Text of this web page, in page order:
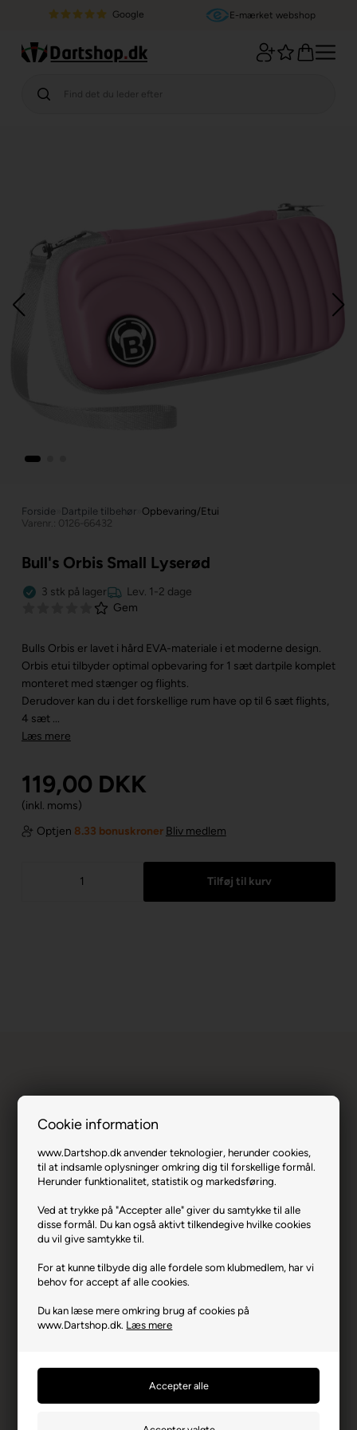
Cookie information
www.Dartshop.dk anvender teknologier, herunder cookies,
til at indsamle oplysninger omkring dig til forskellige formål.
Herunder funktionalitet, statistik og markedsføring.
Ved at trykke på "Accepter alle" giver du samtykke til alle
disse formål. Du kan også aktivt tilkendegive hvilke cookies
du vil give samtykke til.
For at kunne tilbyde dig alle fordele som klubmedlem, har vi
behov for accept af alle cookies.
Du kan læse mere omkring brug af cookies på
www.Dartshop.dk. Læs mere
Google E-mærket webshop
Forside Dartpile tilbehør Opbevaring/Etui
Varenr.: 0126-66432
Bull's Orbis Small Lyserød
3 stk på lager
Lev. 1-2 dage
Gem
Bulls Orbis er lavet i hård EVA-materiale i et moderne design.
Orbis etui tilbyder optimal opbevaring for 1 sæt dartpile komplet
monteret med stænger og flights.
Derudover kan du i det forskellige rum have op til 6 sæt flights,
4 sæt ...
Læs mere
119,00 DKK
(inkl. moms)
Optjen 8.33 bonuskroner Bliv medlem
Bull's Orbis Small Lyserød.
Varenr.: 0126-66432
Producent
Bull's
Producentadresse
Eulerstrasse 9, DE-48155
Producent hjemmeside
bulls-darts.com
Børn bør ikke spille uden